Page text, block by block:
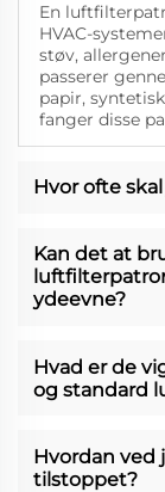
En
HVAC-
støv,
passerer
papir,
fanger disse
Hvor ofte
Kan det at
ydeevne?
Hvad er de
og standard
Hvordan ved
tilstoppet?